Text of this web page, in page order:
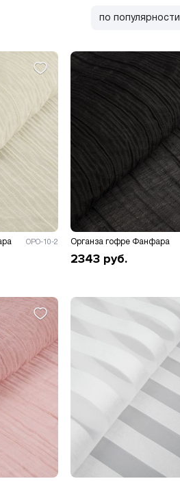
по популярности
ОРО-10-2 Органза гофре Фанфара
2343 руб.